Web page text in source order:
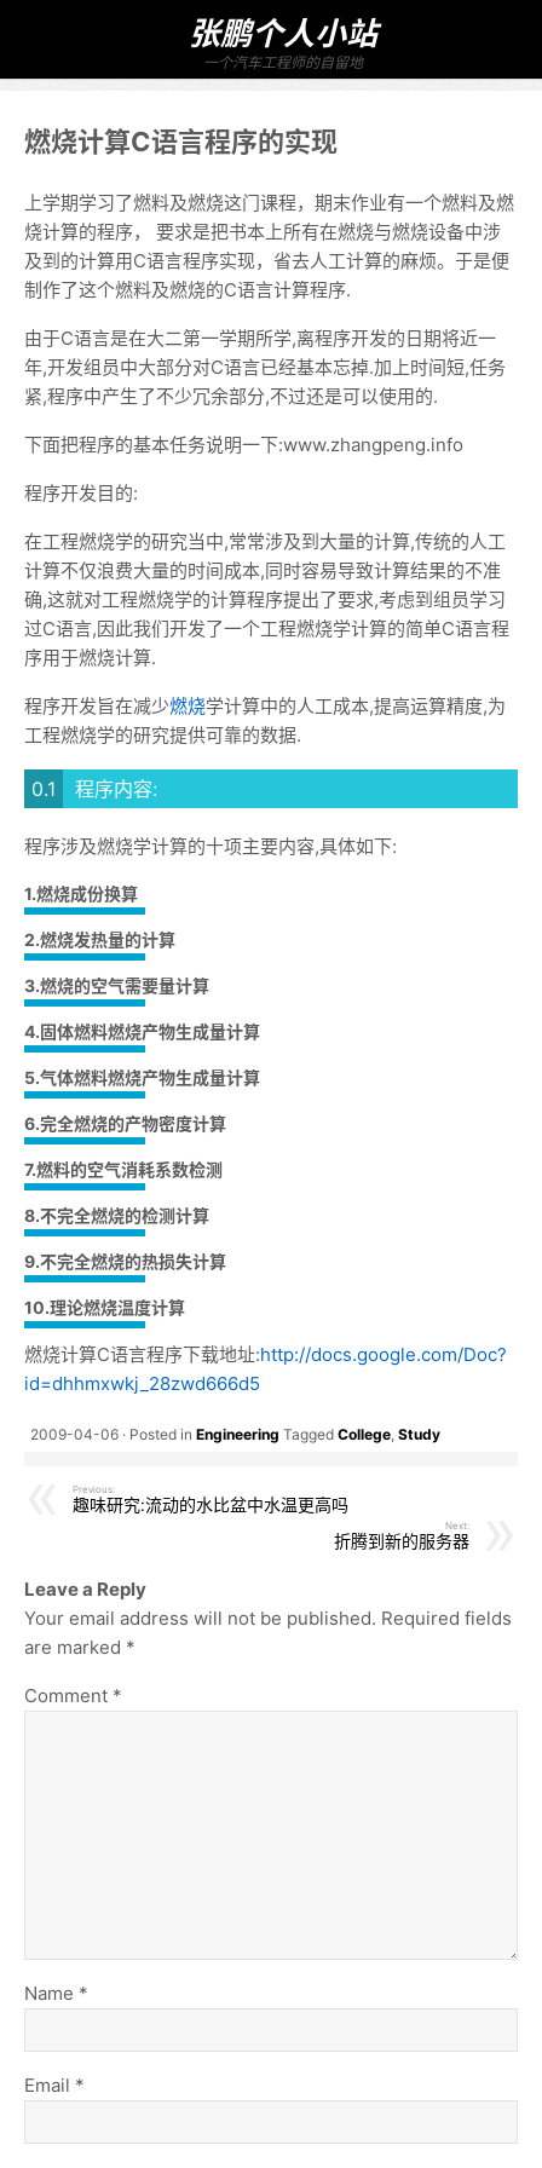
张鹏个人小站
一个汽车工程师的自留地
燃烧计算C语言程序的实现
上学期学习了燃料及燃烧这门课程，期末作业有一个燃料及燃
烧计算的程序， 要求是把书本上所有在燃烧与燃烧设备中涉
及到的计算用C语言程序实现，省去人工计算的麻烦。于是便
制作了这个燃料及燃烧的C语言计算程序.
由于C语言是在大二第一学期所学,离程序开发的日期将近一
年,开发组员中大部分对C语言已经基本忘掉.加上时间短,任务
紧,程序中产生了不少冗余部分,不过还是可以使用的.
下面把程序的基本任务说明一下:www.zhangpeng.info
程序开发目的:
在工程燃烧学的研究当中,常常涉及到大量的计算,传统的人工
计算不仅浪费大量的时间成本,同时容易导致计算结果的不准
确,这就对工程燃烧学的计算程序提出了要求,考虑到组员学习
过C语言,因此我们开发了一个工程燃烧学计算的简单C语言程
序用于燃烧计算.
程序开发旨在减少燃烧学计算中的人工成本,提高运算精度,为
工程燃烧学的研究提供可靠的数据.
程序内容:
程序涉及燃烧学计算的十项主要内容,具体如下:
1.燃烧成份换算
2.燃烧发热量的计算
3.燃烧的空气需要量计算
4.固体燃料燃烧产物生成量计算
5.气体燃料燃烧产物生成量计算
6.完全燃烧的产物密度计算
7.燃料的空气消耗系数检测
8.不完全燃烧的检测计算
9.不完全燃烧的热损失计算
10.理论燃烧温度计算
燃烧计算C语言程序下载地址:http://docs.google.com/Doc?
id=dhhmxwkj_28zwd666d5
2009-04-06 Posted in Engineering Tagged College, Study
Previous:
趣味研究:流动的水比盆中水温更高吗
Next:
折腾到新的服务器
Leave a Reply
Your email address will not be published. Required fields
are marked *
Comment *
Name *
Email *